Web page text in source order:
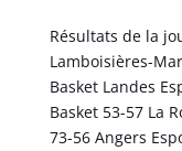
Résultats de la
Lamboisières-
Basket Landes
Basket 53-57 La
73-56 Angers